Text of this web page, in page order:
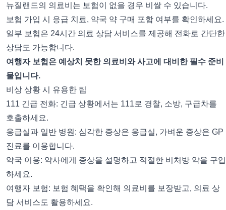
뉴질랜드의 의료비는 보험이 없을 경우 비쌀 수 있습니다.
보험 가입 시 응급 치료, 약국 약 구매 포함 여부를 확인하세요.
일부 보험은 24시간 의료 상담 서비스를 제공해 전화로 간단한
상담도 가능합니다.
여행자 보험은 예상치 못한 의료비와 사고에 대비한 필수 준비
물입니다.
비상 상황 시 유용한 팁
111 긴급 전화: 긴급 상황에서는 111로 경찰, 소방, 구급차를
호출하세요.
응급실과 일반 병원: 심각한 증상은 응급실, 가벼운 증상은 GP
진료를 이용합니다.
약국 이용: 약사에게 증상을 설명하고 적절한 비처방 약을 구입
하세요.
여행자 보험: 보험 혜택을 확인해 의료비를 보장받고, 의료 상
담 서비스도 활용하세요.